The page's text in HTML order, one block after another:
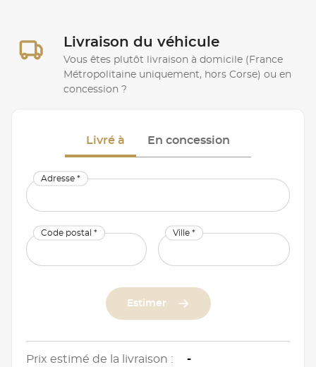
Livraison du véhicule
Vous êtes plutôt livraison à domicile (France
Métropolitaine uniquement, hors Corse) ou en
concession ?
Livré à En concession
Adresse *
Code postal * Ville *
Estimer
Prix estimé de la livraison : -